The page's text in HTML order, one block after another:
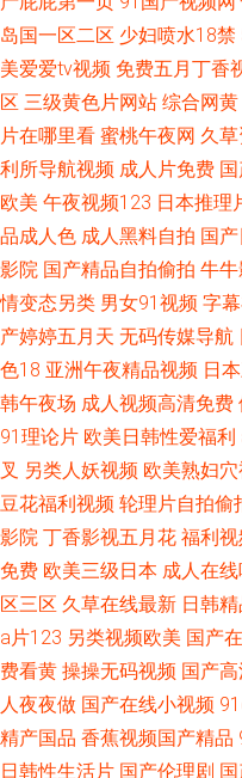
岛国一区二区 少妇喷水18禁
美爱爱tv视频 免费五月丁香
区 三级黄色片网站 综合网黄
片在哪里看 蜜桃午夜网 久
利所导航视频 成人片免费
欧美 午夜视频123 日本推理
品成人色 成人黑料自拍 国
影院 国产精品自拍偷拍 牛
情变态另类 男女91视频 字
产婷婷五月天 无码传媒导航
色18 亚洲午夜精品视频 日
韩午夜场 成人视频高清免费
91理论片 欧美日韩性爱福利
叉 另类人妖视频 欧美熟妇
豆花福利视频 轮理片自拍偷
影院 丁香影视五月花 福利
免费 欧美三级日本 成人在
区三区 久草在线最新 日韩
a片123 另类视频欧美 国产
费看黄 操操无码视频 国产
人夜夜做 国产在线小视频
精产国品 香蕉视频国产精品
日韩性生活片 国产伦理剧